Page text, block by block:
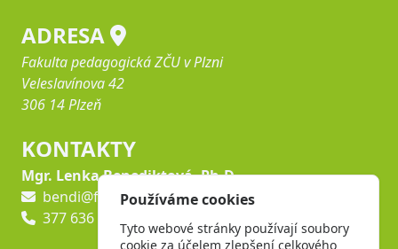
ADRESA
Fakulta pedagogická ZČU v Plzni
Veleslavínova 42
306 14 Plzeň
KONTAKTY
Mgr. Lenka Benediktová, Ph.D.
bendi@fpe.zcu.cz
377 636 457
Používáme cookies
Tyto webové stránky používají soubory
cookie za účelem zlepšení celkového